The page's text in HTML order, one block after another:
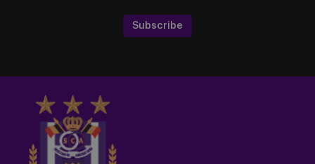
Subscribe